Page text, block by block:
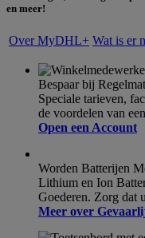
en meer!
Over MyDHL+ Wat is er
Bespaar bij
Speciale tarieven,
de voordelen van
Open een Account
Worden Batterijen
Lithium en Ion
Goederen. Zorg dat
Meer over